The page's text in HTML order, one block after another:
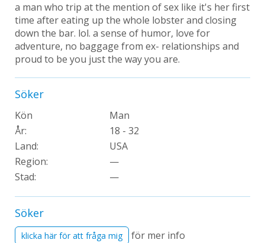
a man who trip at the mention of sex like it's her first
time after eating up the whole lobster and closing
down the bar. lol. a sense of humor, love for
adventure, no baggage from ex- relationships and
proud to be you just the way you are.
Söker
Kön
Man
År:
18 - 32
Land:
USA
Region:
—
Stad:
—
Söker
klicka här för att fråga mig för mer info